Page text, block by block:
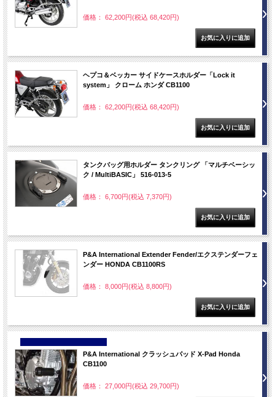
価格： 62,200円(税込 68,420円)
ヘプコ＆ベッカー サイドケースホルダー「Lock it
system」 クローム ホンダ CB1100
価格： 62,200円(税込 68,420円)
タンクバッグ用ホルダー タンクリング 「マルチベーシッ
ク / MultiBASIC」 516-013-5
価格： 6,700円(税込 7,370円)
P&A International Extender Fender/エクステンダーフェ
ンダー HONDA CB1100RS
価格： 8,000円(税込 8,800円)
P&A International クラッシュパッド X-Pad Honda
CB1100
価格： 27,000円(税込 29,700円)